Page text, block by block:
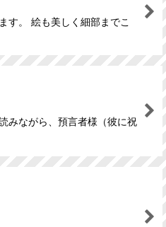
す。 絵も美しく細部までこ
みながら、預言者様（彼に祝